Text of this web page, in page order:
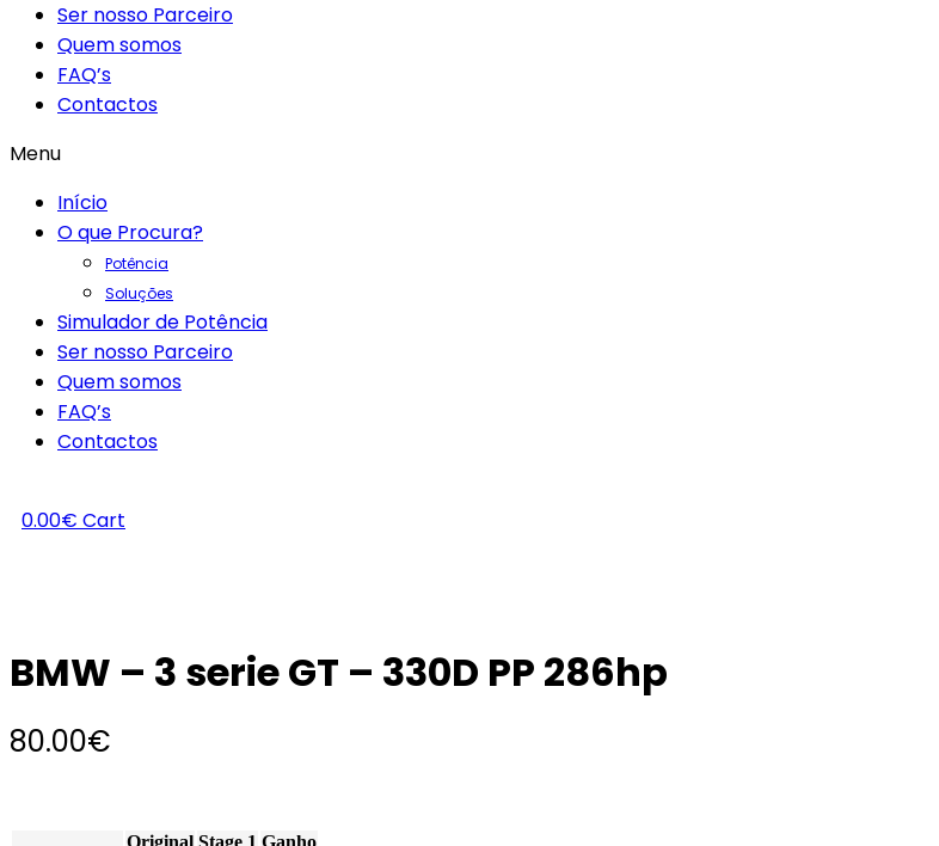
Ser nosso Parceiro
Quem somos
FAQ’s
Contactos
Menu
Início
O que Procura?
Potência
Soluções
Simulador de Potência
Ser nosso Parceiro
Quem somos
FAQ’s
Contactos
0.00€ Cart
BMW – 3 serie GT – 330D PP 286hp
80.00€
Original Stage 1 Ganho